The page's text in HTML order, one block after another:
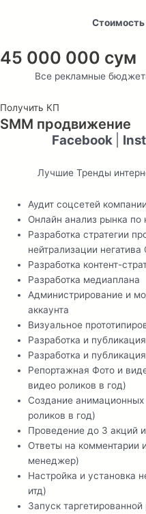
Стоимость
45 000 000 сум
Все рекламные
Получить КП
SMM продвижение
Facebook
Лучшие Тренды
Аудит соцсетей компании
Онлайн анализ рынка по
Разработка стратегии
нейтрализации негатива
Разработка контент-
Разработка медиаплана
Администрирование и
аккаунта
Визуальное
Разработка и
Разработка и
Репортажная Фото и
видео роликов в год)
Создание
роликов в год)
Проведение до 3 акций
Ответы на комментарии
менеджер)
Настройка и установка
итд)
Запуск